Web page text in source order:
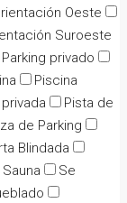
Oeste
Suroeste
Parking privado
Piscina
Pista de
de Parking
Blindada
Sauna
Se